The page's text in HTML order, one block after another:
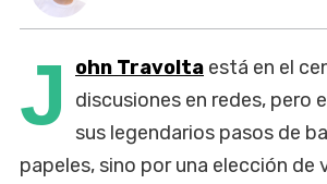
J ohn Travolta está en el
discusiones en redes, pero
sus legendarios pasos de
papeles, sino por una elección de